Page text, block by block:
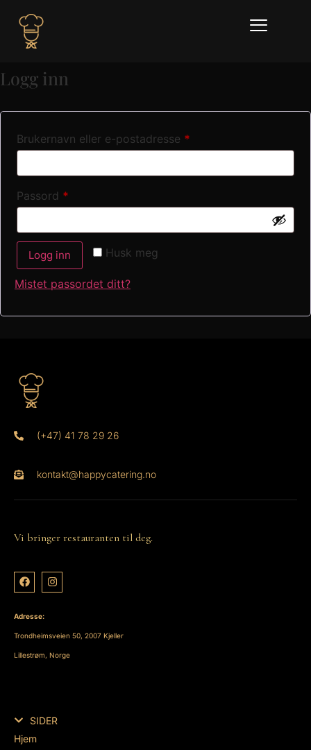
Logg inn
Brukernavn eller e-postadresse *
Passord *
Husk meg
Logg inn
Mistet passordet ditt?
(+47) 41 78 29 26
kontakt@happycatering.no
Vi bringer restauranten til deg.
Adresse:
Trondheimsveien 50, 2007 Kjeller
Lillestrøm, Norge
SIDER
Hjem